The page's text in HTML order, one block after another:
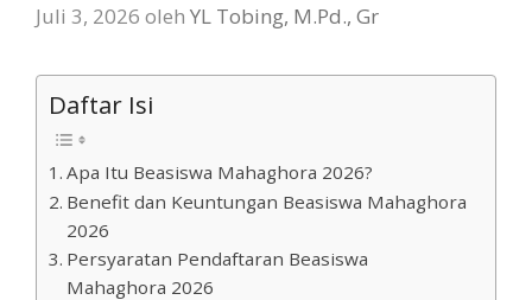
Juli 3, 2026 oleh YL Tobing, M.Pd., Gr
Daftar Isi
Apa Itu Beasiswa Mahaghora 2026?
Benefit dan Keuntungan Beasiswa Mahaghora
2026
Persyaratan Pendaftaran Beasiswa
Mahaghora 2026